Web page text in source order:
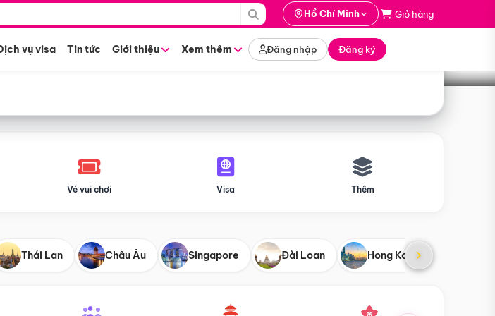
Hồ Chí Minh Giỏ hàng
vụ visa Tin tức Giới thiệu Xem thêm Đăng nhập Đăng ký
Tìm tour
Vé vui chơi Visa Thêm
Thái Lan Châu Âu Singapore Đài Loan Hong Kong